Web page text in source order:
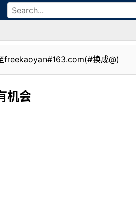
freekaoyan#163.com(#换成@)
机会